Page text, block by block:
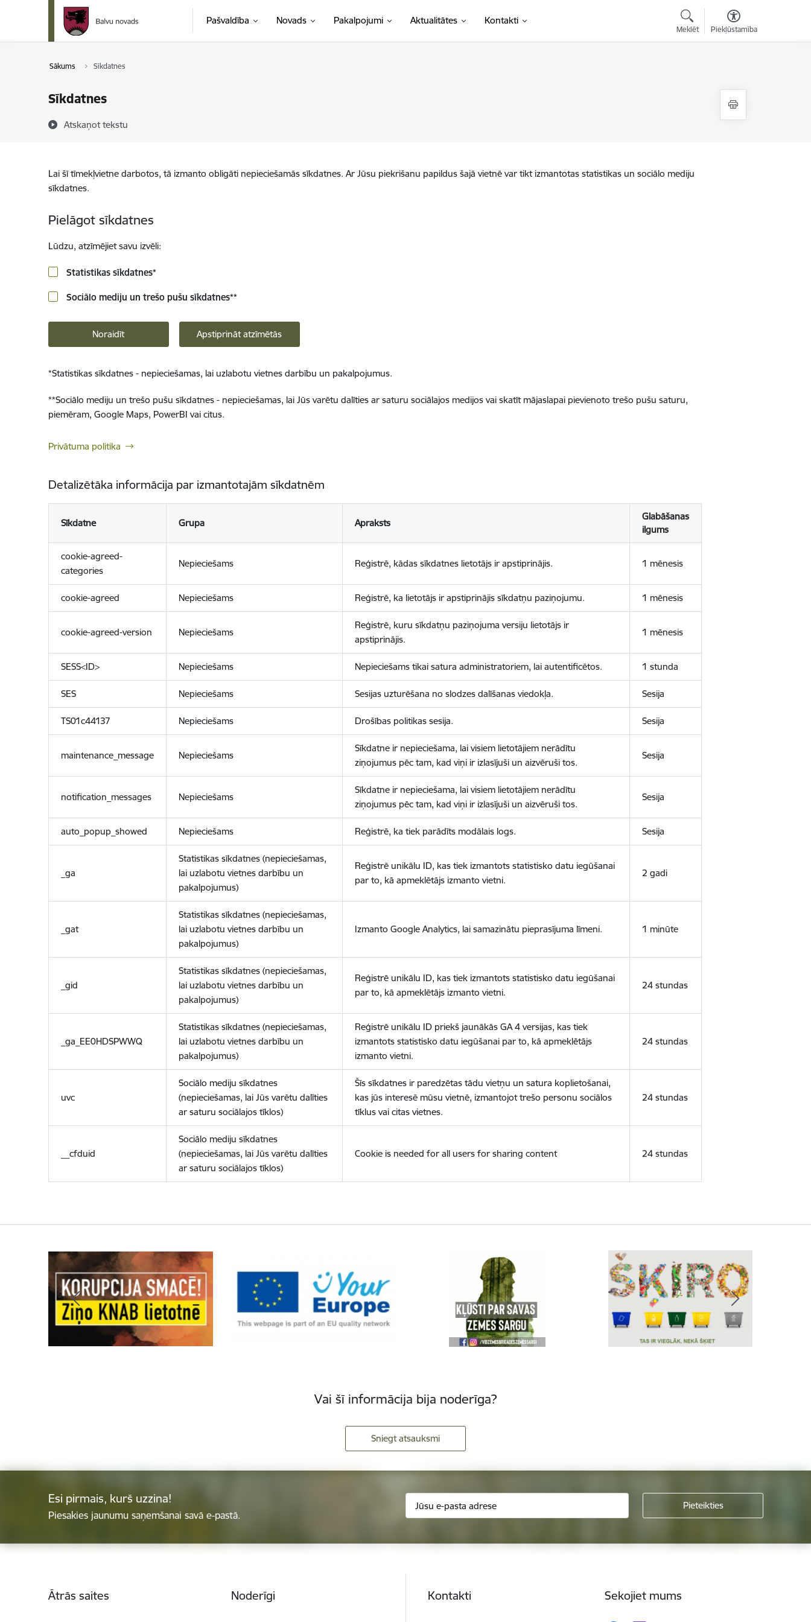
Pāriet uz lapas saturu
Pašvaldība Novads Pakalpojumi Aktualitātes Kontakti
Meklēt Piekļūstamība
Sākums Sīkdatnes
Sīkdatnes
Atskaņot tekstu
Lai šī tīmekļvietne darbotos, tā izmanto obligāti nepieciešamās sīkdatnes. Ar Jūsu piekrišanu papildus šajā vietnē var tikt izmantotas statistikas un sociālo mediju
sīkdatnes.
Pielāgot sīkdatnes
Lūdzu, atzīmējiet savu izvēli:
Statistikas sīkdatnes*
Sociālo mediju un trešo pušu sīkdatnes**
Noraidīt Apstiprināt atzīmētās
*Statistikas sīkdatnes - nepieciešamas, lai uzlabotu vietnes darbību un pakalpojumus.
**Sociālo mediju un trešo pušu sīkdatnes - nepieciešamas, lai Jūs varētu dalīties ar saturu sociālajos medijos vai skatīt mājaslapai pievienoto trešo pušu saturu,
piemēram, Google Maps, PowerBI vai citus.
Privātuma politika
Detalizētāka informācija par izmantotajām sīkdatnēm
Sīkdatne Grupa Apraksts
Glabāšanas
ilgums
cookie-agreed-
categories
Nepieciešams Reģistrē, kādas sīkdatnes lietotājs ir apstiprinājis. 1 mēnesis
cookie-agreed Nepieciešams Reģistrē, ka lietotājs ir apstiprinājis sīkdatņu paziņojumu. 1 mēnesis
cookie-agreed-version Nepieciešams
Reģistrē, kuru sīkdatņu paziņojuma versiju lietotājs ir
apstiprinājis.
1 mēnesis
SESS<ID> Nepieciešams Nepieciešams tikai satura administratoriem, lai autentificētos. 1 stunda
SES Nepieciešams Sesijas uzturēšana no slodzes dalīšanas viedokļa. Sesija
TS01c44137 Nepieciešams Drošības politikas sesija. Sesija
maintenance_message Nepieciešams
Sīkdatne ir nepieciešama, lai visiem lietotājiem nerādītu
ziņojumus pēc tam, kad viņi ir izlasījuši un aizvēruši tos.
Sesija
notification_messages Nepieciešams
Sīkdatne ir nepieciešama, lai visiem lietotājiem nerādītu
ziņojumus pēc tam, kad viņi ir izlasījuši un aizvēruši tos.
Sesija
auto_popup_showed Nepieciešams Reģistrē, ka tiek parādīts modālais logs. Sesija
_ga
Statistikas sīkdatnes (nepieciešamas,
lai uzlabotu vietnes darbību un
pakalpojumus)
Reģistrē unikālu ID, kas tiek izmantots statistisko datu iegūšanai
par to, kā apmeklētājs izmanto vietni.
2 gadi
_gat
Statistikas sīkdatnes (nepieciešamas,
lai uzlabotu vietnes darbību un
pakalpojumus)
Izmanto Google Analytics, lai samazinātu pieprasījuma līmeni. 1 minūte
_gid
Statistikas sīkdatnes (nepieciešamas,
lai uzlabotu vietnes darbību un
pakalpojumus)
Reģistrē unikālu ID, kas tiek izmantots statistisko datu iegūšanai
par to, kā apmeklētājs izmanto vietni.
24 stundas
_ga_EE0HDSPWWQ
Statistikas sīkdatnes (nepieciešamas,
lai uzlabotu vietnes darbību un
pakalpojumus)
Reģistrē unikālu ID priekš jaunākās GA 4 versijas, kas tiek
izmantots statistisko datu iegūšanai par to, kā apmeklētājs
izmanto vietni.
24 stundas
uvc
Sociālo mediju sīkdatnes
(nepieciešamas, lai Jūs varētu dalīties
ar saturu sociālajos tīklos)
Šīs sīkdatnes ir paredzētas tādu vietņu un satura koplietošanai,
kas jūs interesē mūsu vietnē, izmantojot trešo personu sociālos
tīklus vai citas vietnes.
24 stundas
__cfduid
Sociālo mediju sīkdatnes
(nepieciešamas, lai Jūs varētu dalīties
ar saturu sociālajos tīklos)
Cookie is needed for all users for sharing content 24 stundas
Vai šī informācija bija noderīga?
Sniegt atsauksmi
Esi pirmais, kurš uzzina!
Piesakies jaunumu saņemšanai savā e-pastā.
Ātrās saites Noderīgi Kontakti Sekojiet mums